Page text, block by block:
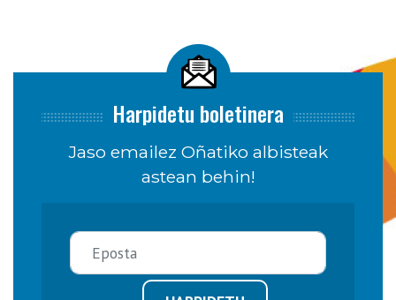
Harpidetu boletinera
Jaso emailez Oñatiko albisteak
astean behin!